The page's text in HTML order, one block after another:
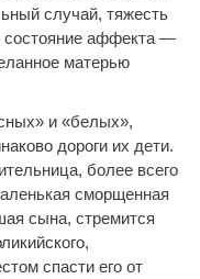
случай, тяжесть
состояние аффекта —
матерью
и «белых»,
дороги их дети.
более всего
сморщенная
сына, стремится
спасти его от